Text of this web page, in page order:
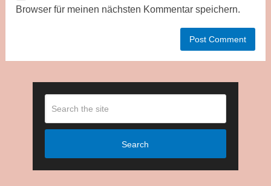
Browser für meinen nächsten Kommentar speichern.
Search